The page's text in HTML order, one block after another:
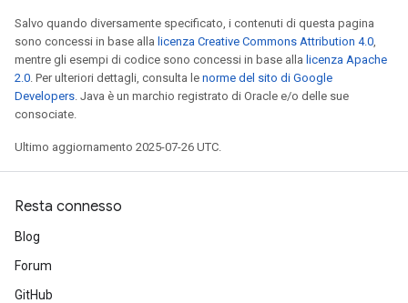
Salvo quando diversamente specificato, i contenuti di questa pagina
sono concessi in base alla licenza Creative Commons Attribution 4.0,
mentre gli esempi di codice sono concessi in base alla licenza Apache
2.0. Per ulteriori dettagli, consulta le norme del sito di Google
Developers. Java è un marchio registrato di Oracle e/o delle sue
consociate.
Ultimo aggiornamento 2025-07-26 UTC.
Resta connesso
Blog
Forum
GitHub